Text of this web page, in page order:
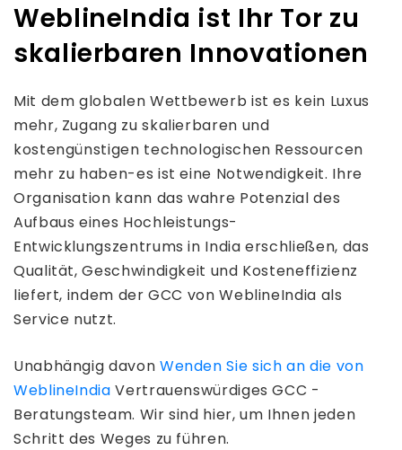
WeblineIndia ist Ihr Tor zu
skalierbaren Innovationen
Mit dem globalen Wettbewerb ist es kein Luxus
mehr, Zugang zu skalierbaren und
kostengünstigen technologischen Ressourcen
mehr zu haben-es ist eine Notwendigkeit. Ihre
Organisation kann das wahre Potenzial des
Aufbaus eines Hochleistungs-
Entwicklungszentrums in India erschließen, das
Qualität, Geschwindigkeit und Kosteneffizienz
liefert, indem der GCC von WeblineIndia als
Service nutzt.
Unabhängig davon Wenden Sie sich an die von
WeblineIndia Vertrauenswürdiges GCC -
Beratungsteam. Wir sind hier, um Ihnen jeden
Schritt des Weges zu führen.